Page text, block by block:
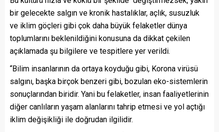
bir gelecekte salgın ve kronik hastalıklar, açlık, susuzluk
ve iklim göçleri gibi çok daha büyük felaketler dünya
toplumlarını beklenildiğini konusuna da dikkat çekilen
açıklamada şu bilgilere ve tespitlere yer verildi.
“Bilim insanlarının da ortaya koyduğu gibi, Korona virüsü
salgını, başka birçok benzeri gibi, bozulan eko-sistemlerin
sonuçlarından biridir. Yani bu felaketler, insan faaliyetlerinin
diğer canlıların yaşam alanlarını tahrip etmesi ve yol açtığı
iklim değişikliği ile doğrudan ilgilidir.